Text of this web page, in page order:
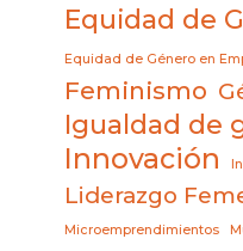
Equidad de
Equidad de Género en
Feminismo
Igualdad de
Innovación
Liderazgo
Microemprendimientos